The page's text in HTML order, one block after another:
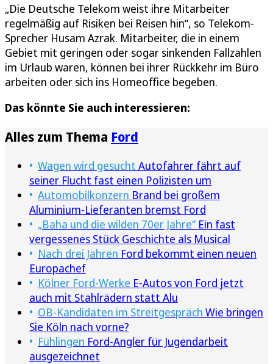
„Die Deutsche Telekom weist ihre Mitarbeiter
regelmäßig auf Risiken bei Reisen hin“, so Telekom-
Sprecher Husam Azrak. Mitarbeiter, die in einem
Gebiet mit geringen oder sogar sinkenden Fallzahlen
im Urlaub waren, können bei ihrer Rückkehr im Büro
arbeiten oder sich ins Homeoffice begeben.
Das könnte Sie auch interessieren:
Alles zum Thema Ford
Wagen wird gesucht Autofahrer fährt auf
seiner Flucht fast einen Polizisten um
Automobilkonzern Brand bei großem
Aluminium-Lieferanten bremst Ford
„Baha und die wilden 70er Jahre“ Ein fast
vergessenes Stück Geschichte als Musical
Nach drei Jahren Ford bekommt einen neuen
Europachef
Kölner Ford-Werke E-Autos von Ford jetzt
auch mit Stahlrädern statt Alu
OB-Kandidaten im Streitgespräch Wie bringen
Sie Köln nach vorne?
Fühlingen Ford-Angler für Jugendarbeit
ausgezeichnet